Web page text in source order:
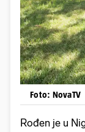
Foto: NovaTV
Rođen je u